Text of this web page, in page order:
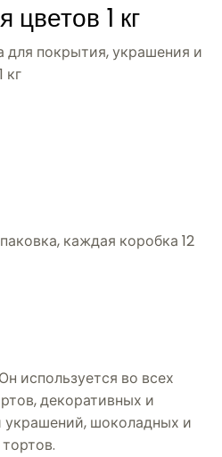
1 кг
для покрытия, украшения и
кг
каждая коробка 12
используется во всех
декоративных и
шоколадных и